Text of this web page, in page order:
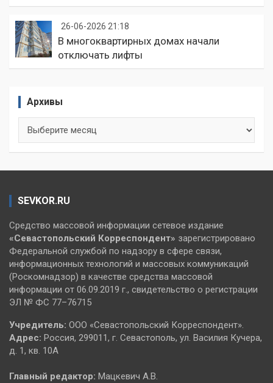
26-06-2026 21:18
В многоквартирных домах начали
отключать лифты
Архивы
SEVKOR.RU
Средство массовой информации сетевое издание
«Севастопольский Корреспондент» зарегистрировано
Федеральной службой по надзору в сфере связи,
информационных технологий и массовых коммуникаций
(Роскомнадзор) в качестве средства массовой
информации от 06.09.2019 г., свидетельство о регистрации
ЭЛ № ФС 77–76715
Учредитель: ООО «Севастопольский Корреспондент».
Адрес: Россия, 299011, г. Севастополь, ул. Василия Кучера,
д. 1, кв. 10А
Главный редактор: Мацкевич А.В.